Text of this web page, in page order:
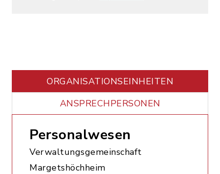
ORGANISATIONS­EINHEITEN
ANSPRECHPERSONEN
Personalwesen
Verwaltungsgemeinschaft
Margetshöchheim